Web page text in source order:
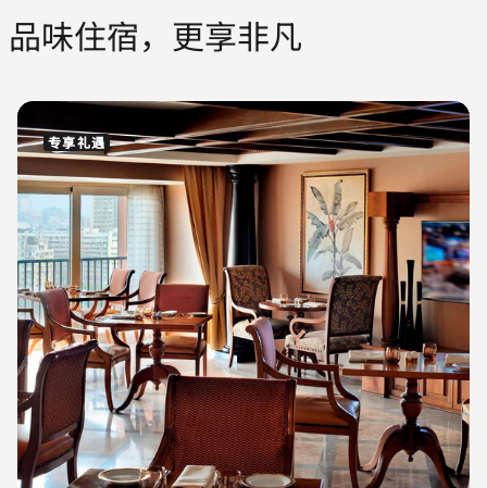
品味住宿，更享非凡
专享礼遇